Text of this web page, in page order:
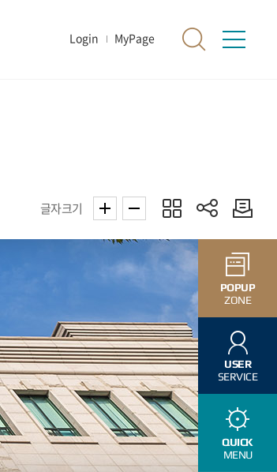
Login MyPage
POPUP
ZONE
USER
SERVICE
QUICK
MENU
글자크기